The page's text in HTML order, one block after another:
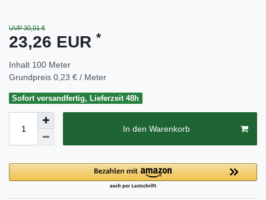
UVP 30,01 €
23,26 EUR *
Inhalt 100 Meter
Grundpreis 0,23 € / Meter
Sofort versandfertig, Lieferzeit 48h
In den Warenkorb